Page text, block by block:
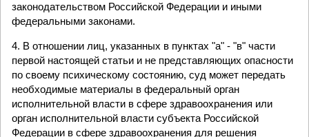
законодательством Российской Федерации и иными
федеральными законами.
4. В отношении лиц, указанных в пунктах "а" - "в" части
первой настоящей статьи и не представляющих опасности
по своему психическому состоянию, суд может передать
необходимые материалы в федеральный орган
исполнительной власти в сфере здравоохранения или
орган исполнительной власти субъекта Российской
Федерации в сфере здравоохранения для решения